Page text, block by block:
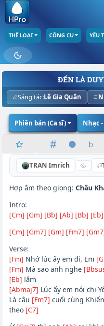
THỂ LOẠI CÔNG CỤ YÊU
ĐẾN LÀ
Sáng tác:Lê Gia Quân
Phiên bản (Ca sĩ) Nhạc
TRAN Imrich
Hợp âm theo giọng: Châu
Intro:
[Cm] [Gm] [Bb] [Ab] [Bb] [Eb]
[Cm] [Gm7] [Gm] [Fm7]
Verse:
[Fm] Nhớ lúc ấy em đi, Em
[Fm] Mà sao anh nghe
[Eb] lắm
[Abmaj7] Lúc ấy em nói chi
Là câu [Fm7] cuối cùng Khiến
theo [C7]